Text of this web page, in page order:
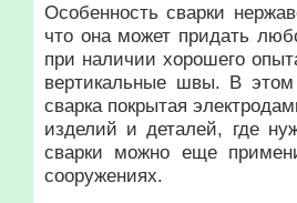
Особенность сварки
что она может придать
при наличии хорошего
вертикальные швы. В
сварка покрытая
изделий и деталей, где
сварки можно еще
сооружениях.